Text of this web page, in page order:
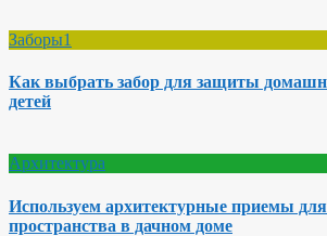
Заборы1
Как выбрать забор для защиты
детей
Архитектура
Используем архитектурные приемы
пространства в дачном доме